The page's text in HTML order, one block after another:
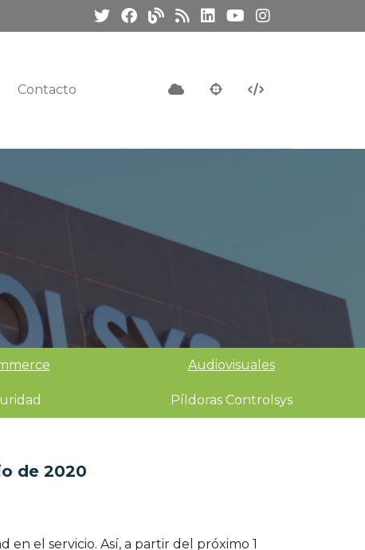
Contacto
Audiovisuales
Píldoras Controlsys
de 2020
en el servicio. Así, a partir del próximo 1